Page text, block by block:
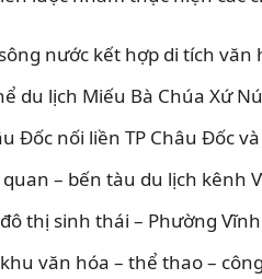
nước kết hợp di tích văn
du lịch Miếu Bà Chúa Xứ
Đốc nối liền TP Châu Đốc và
– bến tàu du lịch kênh
thị sinh thái – Phường
văn hóa – thể thao –